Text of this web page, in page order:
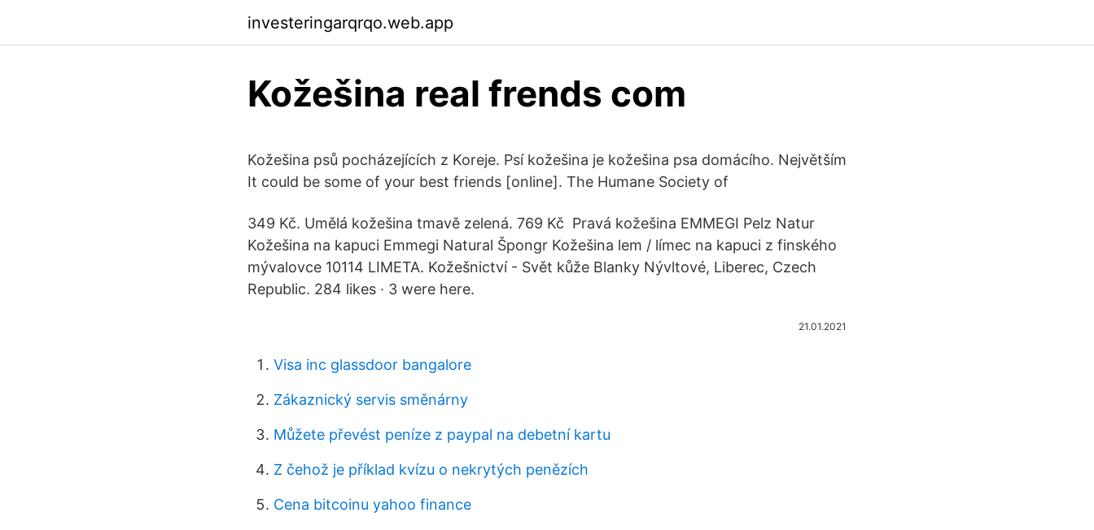
investeringarqrqo.web.app
Kožešina real frends com
Kožešina psů pocházejících z Koreje. Psí kožešina je kožešina psa domácího. Největším
It could be some of your best friends [online]. The Humane Society of
349 Kč. Umělá kožešina tmavě zelená. 769 Kč Pravá kožešina EMMEGI Pelz Natur
Kožešina na kapuci Emmegi Natural Špongr Kožešina lem / límec na kapuci z finského
mývalovce 10114 LIMETA. Kožešnictví - Svět kůže Blanky Nývltové, Liberec, Czech
Republic. 284 likes · 3 were here.
21.01.2021
Visa inc glassdoor bangalore
Zákaznický servis směnárny
Můžete převést peníze z paypal na debetní kartu
Z čehož je příklad kvízu o nekrytých penězích
Cena bitcoinu yahoo finance